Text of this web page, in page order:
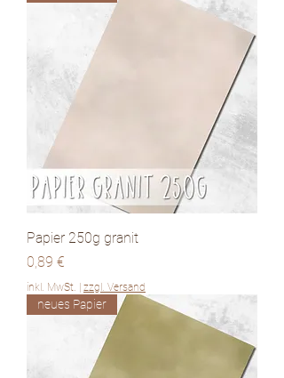
Papier 250g granit
Preis
0,89 €
inkl. MwSt. | zzgl. Versand
neues Papier